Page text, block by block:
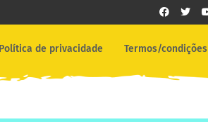
Política de privacidade Termos/condições